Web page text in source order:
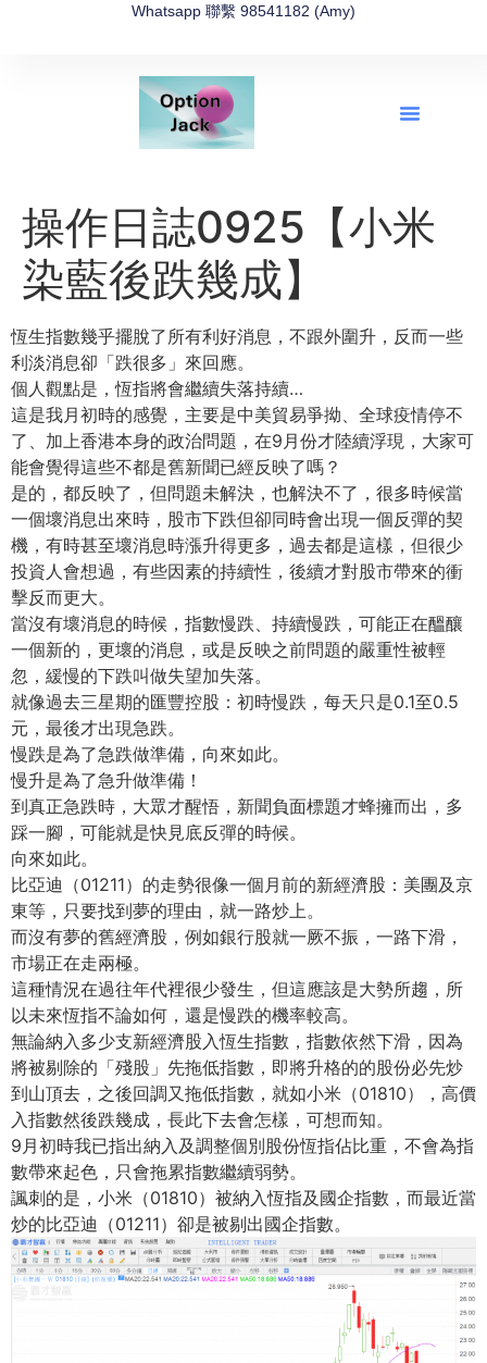
Whatsapp 聯繫 98541182 (Amy)
操作日誌0925【小米
染藍後跌幾成】
恆生指數幾乎擺脫了所有利好消息，不跟外圍升，反而一些
利淡消息卻「跌很多」來回應。
個人觀點是，恆指將會繼續失落持續…
這是我月初時的感覺，主要是中美貿易爭拗、全球疫情停不
了、加上香港本身的政治問題，在9月份才陸續浮現，大家可
能會覺得這些不都是舊新聞已經反映了嗎？
是的，都反映了，但問題未解決，也解決不了，很多時候當
一個壞消息出來時，股市下跌但卻同時會出現一個反彈的契
機，有時甚至壞消息時漲升得更多，過去都是這樣，但很少
投資人會想過，有些因素的持續性，後續才對股市帶來的衝
擊反而更大。
當沒有壞消息的時候，指數慢跌、持續慢跌，可能正在醞釀
一個新的，更壞的消息，或是反映之前問題的嚴重性被輕
忽，緩慢的下跌叫做失望加失落。
就像過去三星期的匯豐控股：初時慢跌，每天只是0.1至0.5
元，最後才出現急跌。
慢跌是為了急跌做準備，向來如此。
慢升是為了急升做準備！
到真正急跌時，大眾才醒悟，新聞負面標題才蜂擁而出，多
踩一腳，可能就是快見底反彈的時候。
向來如此。
比亞迪（01211）的走勢很像一個月前的新經濟股：美團及京
東等，只要找到夢的理由，就一路炒上。
而沒有夢的舊經濟股，例如銀行股就一厥不振，一路下滑，
市場正在走兩極。
這種情況在過往年代裡很少發生，但這應該是大勢所趨，所
以未來恆指不論如何，還是慢跌的機率較高。
無論納入多少支新經濟股入恆生指數，指數依然下滑，因為
將被剔除的「殘股」先拖低指數，即將升格的的股份必先炒
到山頂去，之後回調又拖低指數，就如小米（01810），高價
入指數然後跌幾成，長此下去會怎樣，可想而知。
9月初時我已指出納入及調整個別股份恆指佔比重，不會為指
數帶來起色，只會拖累指數繼續弱勢。
諷刺的是，小米（01810）被納入恆指及國企指數，而最近當
炒的比亞迪（01211）卻是被剔出國企指數。